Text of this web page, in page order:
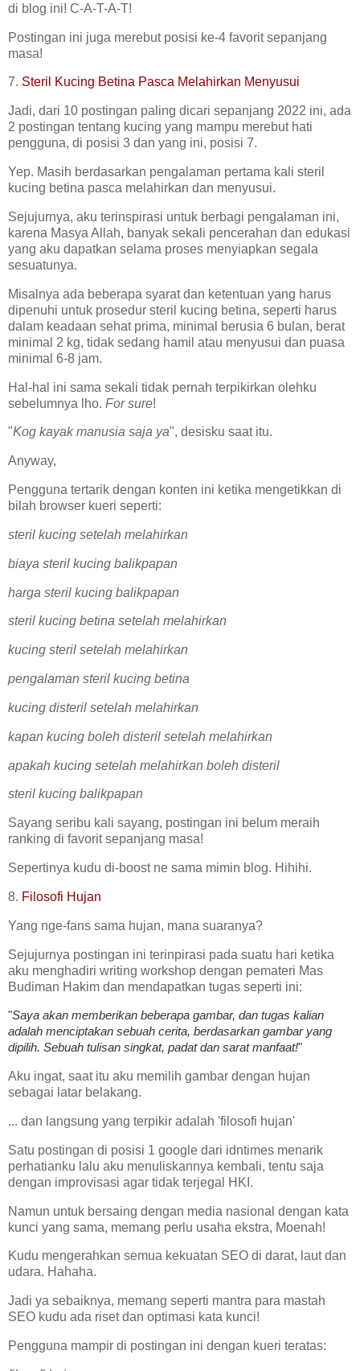
di blog ini! C-A-T-A-T!
Postingan ini juga merebut posisi ke-4 favorit sepanjang
masa!
7. Steril Kucing Betina Pasca Melahirkan Menyusui
Jadi, dari 10 postingan paling dicari sepanjang 2022 ini, ada
2 postingan tentang kucing yang mampu merebut hati
pengguna, di posisi 3 dan yang ini, posisi 7.
Yep. Masih berdasarkan pengalaman pertama kali steril
kucing betina pasca melahirkan dan menyusui.
Sejujurnya, aku terinspirasi untuk berbagi pengalaman ini,
karena Masya Allah, banyak sekali pencerahan dan edukasi
yang aku dapatkan selama proses menyiapkan segala
sesuatunya.
Misalnya ada beberapa syarat dan ketentuan yang harus
dipenuhi untuk prosedur steril kucing betina, seperti harus
dalam keadaan sehat prima, minimal berusia 6 bulan, berat
minimal 2 kg, tidak sedang hamil atau menyusui dan puasa
minimal 6-8 jam.
Hal-hal ini sama sekali tidak pernah terpikirkan olehku
sebelumnya lho. For sure!
"Kog kayak manusia saja ya", desisku saat itu.
Anyway,
Pengguna tertarik dengan konten ini ketika mengetikkan di
bilah browser kueri seperti:
steril kucing setelah melahirkan
biaya steril kucing balikpapan
harga steril kucing balikpapan
steril kucing betina setelah melahirkan
kucing steril setelah melahirkan
pengalaman steril kucing betina
kucing disteril setelah melahirkan
kapan kucing boleh disteril setelah melahirkan
apakah kucing setelah melahirkan boleh disteril
steril kucing balikpapan
Sayang seribu kali sayang, postingan ini belum meraih
ranking di favorit sepanjang masa!
Sepertinya kudu di-boost ne sama mimin blog. Hihihi.
8. Filosofi Hujan
Yang nge-fans sama hujan, mana suaranya?
Sejujurnya postingan ini terinpirasi pada suatu hari ketika
aku menghadiri writing workshop dengan pemateri Mas
Budiman Hakim dan mendapatkan tugas seperti ini:
"Saya akan memberikan beberapa gambar, dan tugas kalian
adalah menciptakan sebuah cerita, berdasarkan gambar yang
dipilih. Sebuah tulisan singkat, padat dan sarat manfaat!"
Aku ingat, saat itu aku memilih gambar dengan hujan
sebagai latar belakang.
... dan langsung yang terpikir adalah 'filosofi hujan'
Satu postingan di posisi 1 google dari idntimes menarik
perhatianku lalu aku menuliskannya kembali, tentu saja
dengan improvisasi agar tidak terjegal HKI.
Namun untuk bersaing dengan media nasional dengan kata
kunci yang sama, memang perlu usaha ekstra, Moenah!
Kudu mengerahkan semua kekuatan SEO di darat, laut dan
udara. Hahaha.
Jadi ya sebaiknya, memang seperti mantra para mastah
SEO kudu ada riset dan optimasi kata kunci!
Pengguna mampir di postingan ini dengan kueri teratas: